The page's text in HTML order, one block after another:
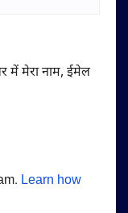
में मेरा नाम, ईमेल
Learn how